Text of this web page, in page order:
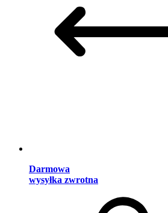
Darmowa
wysyłka zwrotna